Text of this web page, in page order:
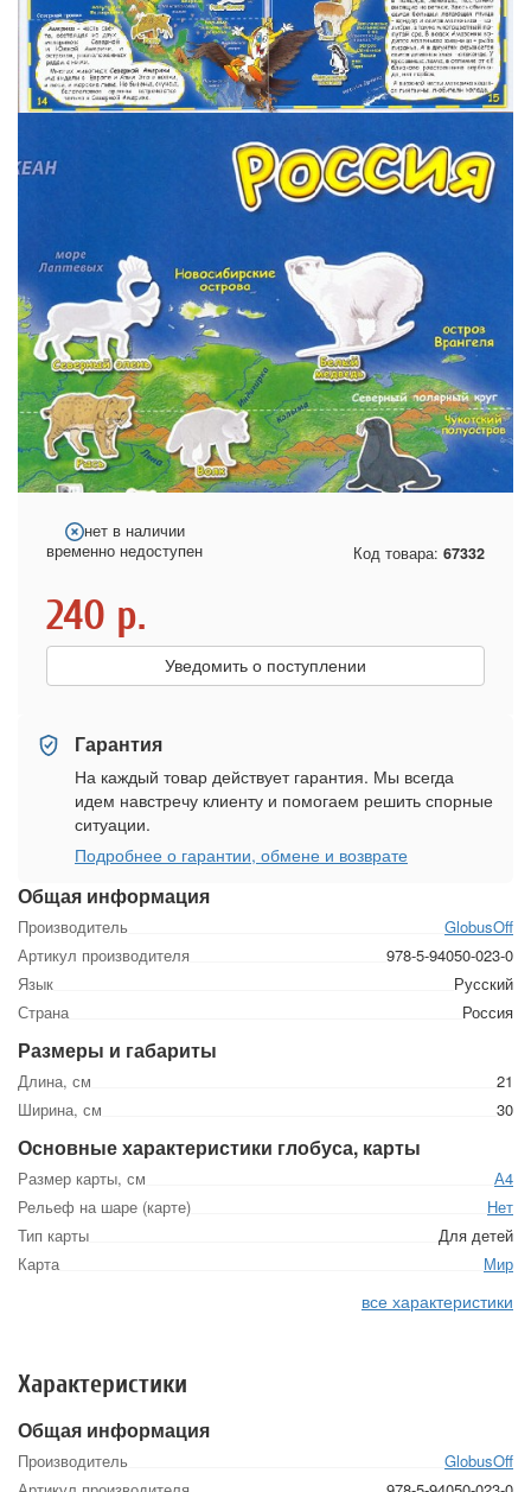
Общая информация
Производитель
GlobusOff
Артикул производителя
978-5-94050-023-0
Язык
Русский
Страна
Россия
Размеры и габариты
Длина, см
21
Ширина, см
30
Основные характеристики глобуса, карты
Размер карты, см
А4
Рельеф на шаре (карте)
Нет
Тип карты
Для детей
Карта
Мир
все характеристики
нет в наличии
временно недоступен
Код товара: 67332
240 р.
Уведомить о поступлении
Гарантия
На каждый товар действует гарантия. Мы всегда
идем навстречу клиенту и помогаем решить спорные
ситуации.
Подробнее о гарантии, обмене и возврате
Характеристики
Общая информация
Производитель
GlobusOff